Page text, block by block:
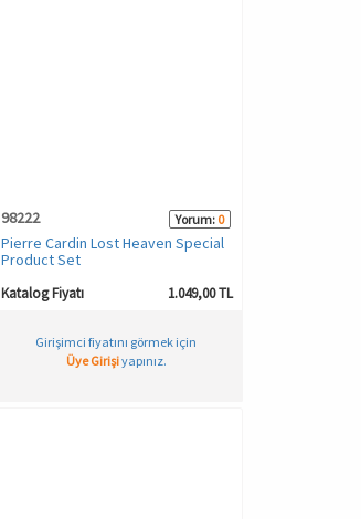
98222 Yorum: 0
Pierre Cardin Lost Heaven Special
Product Set
Katalog Fiyatı 1.049,00 TL
Girişimci fiyatını görmek için
Üye Girişiyapınız.